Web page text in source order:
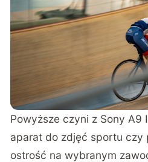
Powyższe czyni z Sony A9
aparat do zdjęć sportu czy
ostrość na wybranym